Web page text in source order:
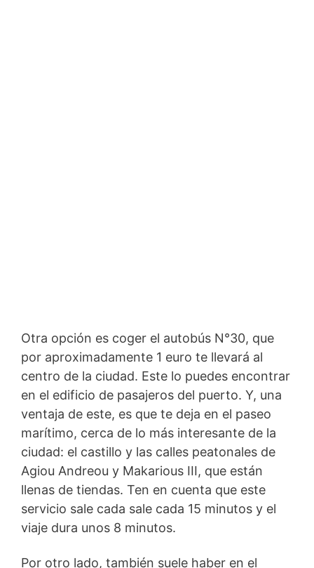
Otra opción es coger el autobús N°30, que
por aproximadamente 1 euro te llevará al
centro de la ciudad. Este lo puedes encontrar
en el edificio de pasajeros del puerto. Y, una
ventaja de este, es que te deja en el paseo
marítimo, cerca de lo más interesante de la
ciudad: el castillo y las calles peatonales de
Agiou Andreou y Makarious III, que están
llenas de tiendas. Ten en cuenta que este
servicio sale cada sale cada 15 minutos y el
viaje dura unos 8 minutos.
Por otro lado, también suele haber en el